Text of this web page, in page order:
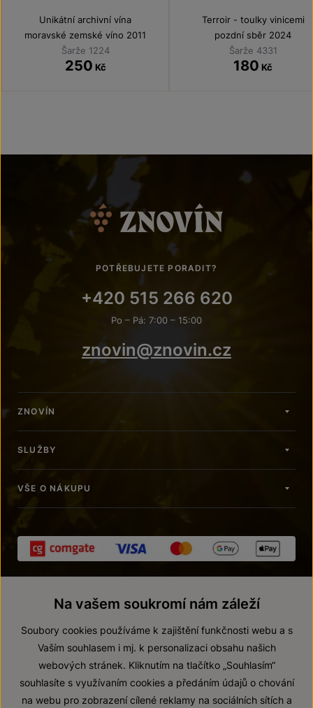
Unikátní archivní vína
moravské zemské víno 2011
Šarže 1224
250 Kč
Terroir - toulky vinicemi
pozdní sběr 2024
Šarže 4331
180 Kč
POTŘEBUJETE PORADIT?
+420 515 266 620
Po – Pá: 7:00 – 15:00
znovin@znovin.cz
ZNOVÍN
SLUŽBY
VŠE O NÁKUPU
© 2026 ZNOVÍN ZNOJMO, a. s.
Na vašem soukromí nám záleží
Soubory cookies používáme k zajištění funkčnosti webu a s
Vaším souhlasem i mj. k personalizaci obsahu našich
webových stránek. Kliknutím na tlačítko „Souhlasím“
souhlasíte s využívaním cookies a předáním údajů o chování
na webu pro zobrazení cílené reklamy na sociálních sítích a